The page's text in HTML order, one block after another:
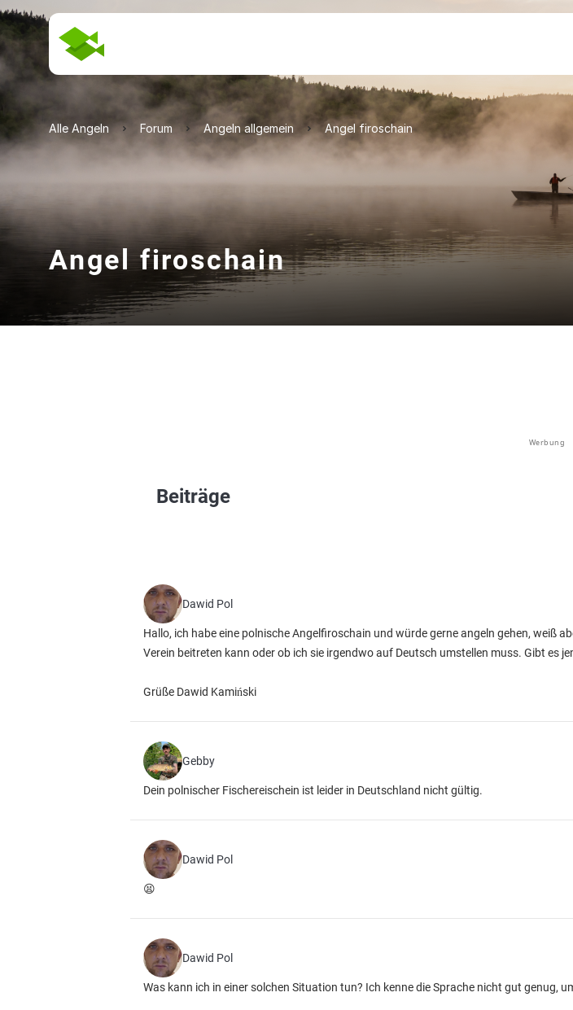
Alle Angeln Forum Angeln allgemein Angel firoschain
Angel firoschain
Werbung
Beiträge
Dawid Pol
Hallo, ich habe eine polnische Angelfiroschain und würde gerne angeln gehen, weiß
Verein beitreten kann oder ob ich sie irgendwo auf Deutsch umstellen muss. Gibt es
Grüße Dawid Kamiński
Gebby
Dein polnischer Fischereischein ist leider in Deutschland nicht gültig.
Dawid Pol
😫
Dawid Pol
Was kann ich in einer solchen Situation tun? Ich kenne die Sprache nicht gut genug,